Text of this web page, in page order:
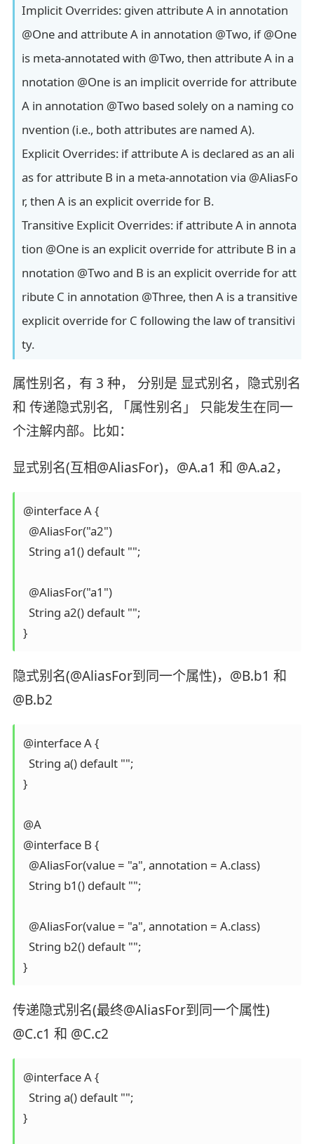
Implicit Overrides: given attribute A in annotation
@One and attribute A in annotation @Two, if @One
is meta-annotated with @Two, then attribute A in a
nnotation @One is an implicit override for attribute
A in annotation @Two based solely on a naming co
nvention (i.e., both attributes are named A).
Explicit Overrides: if attribute A is declared as an ali
as for attribute B in a meta-annotation via @AliasFo
r, then A is an explicit override for B.
Transitive Explicit Overrides: if attribute A in annota
tion @One is an explicit override for attribute B in a
nnotation @Two and B is an explicit override for att
ribute C in annotation @Three, then A is a transitive
explicit override for C following the law of transitivi
ty.
属性别名，有 3 种， 分别是 显式别名，隐式别名
和 传递隐式别名, 「属性别名」 只能发生在同一
个注解内部。比如：
显式别名(互相@AliasFor)，@A.a1 和 @A.a2，
@interface A {
  @AliasFor("a2")
  String a1() default "";
  @AliasFor("a1")
  String a2() default "";
}
隐式别名(@AliasFor到同一个属性)，@B.b1 和
@B.b2
@interface A {
  String a() default "";
}
@A
@interface B {
  @AliasFor(value = "a", annotation = A.class)
  String b1() default "";
  @AliasFor(value = "a", annotation = A.class)
  String b2() default "";
}
传递隐式别名(最终@AliasFor到同一个属性)
@C.c1 和 @C.c2
@interface A {
  String a() default "";
}